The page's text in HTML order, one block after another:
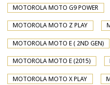
MOTOROLA MOTO G9 POWER
MOTOROLA MOTO Z PLAY
MOTOROLA MOTO E ( 2ND GEN)
MOTOROLA MOTO E (2015)
MOTOROLA MOTO X PLAY